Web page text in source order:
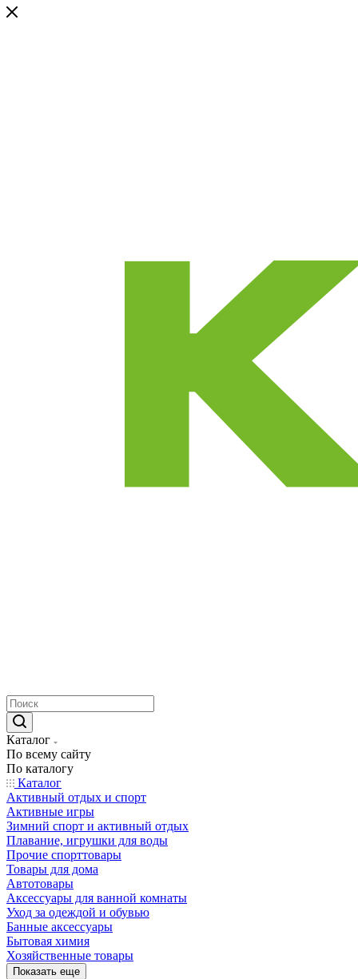
Каталог
По всему сайту
По каталогу
Каталог
Активный отдых и спорт
Активные игры
Зимний спорт и активный отдых
Плавание, игрушки для воды
Прочие спорттовары
Товары для дома
Автотовары
Аксессуары для ванной комнаты
Уход за одеждой и обувью
Банные аксессуары
Бытовая химия
Хозяйственные товары
Показать еще